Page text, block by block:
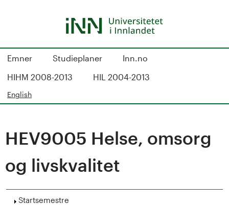
S
u
e
k
Emner Studieplaner
Inn.no
HIHM 2008-2013
HIL 2004-2013
English
HEV9005 Helse, omsorg
og livskvalitet
Vis
Startsemestre